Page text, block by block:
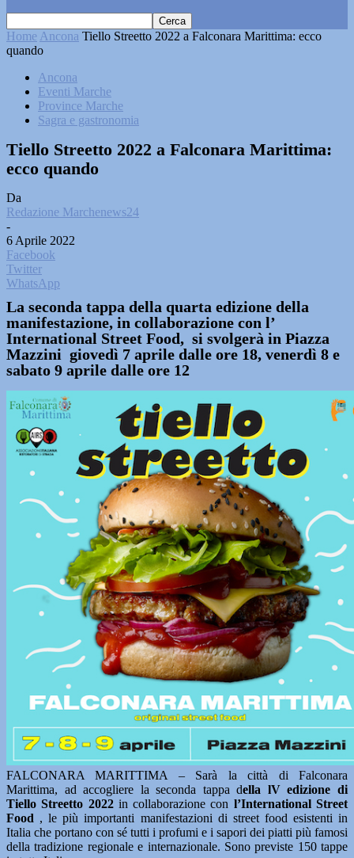
Home Ancona Tiello Streetto 2022 a Falconara Marittima: ecco
quando
Ancona
Eventi Marche
Province Marche
Sagra e gastronomia
Tiello Streetto 2022 a Falconara Marittima:
ecco quando
Da
Redazione Marchenews24
-
6 Aprile 2022
Facebook
Twitter
WhatsApp
La seconda tappa della quarta edizione della
manifestazione, in collaborazione con l’
International Street Food, si svolgerà in Piazza
Mazzini giovedì 7 aprile dalle ore 18, venerdì 8 e
sabato 9 aprile dalle ore 12
FALCONARA MARITTIMA – Sarà la città di Falconara
Marittima, ad accogliere la seconda tappa della lV edizione di
Tiello Streetto 2022in collaborazione con l’International Street
Food , le più importanti manifestazioni di street food esistenti in
Italia che portano con sé tutti i profumi e i sapori dei piatti più famosi
della tradizione regionale e internazionale. Sono previste 150 tappe